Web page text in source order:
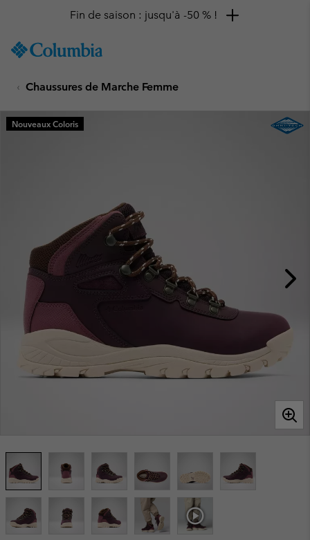
TO
SKIP
MAIN
NAV
Fin de saison : jusqu'à -50 % !
Chaussures de Marche Femme
Nouveaux Coloris